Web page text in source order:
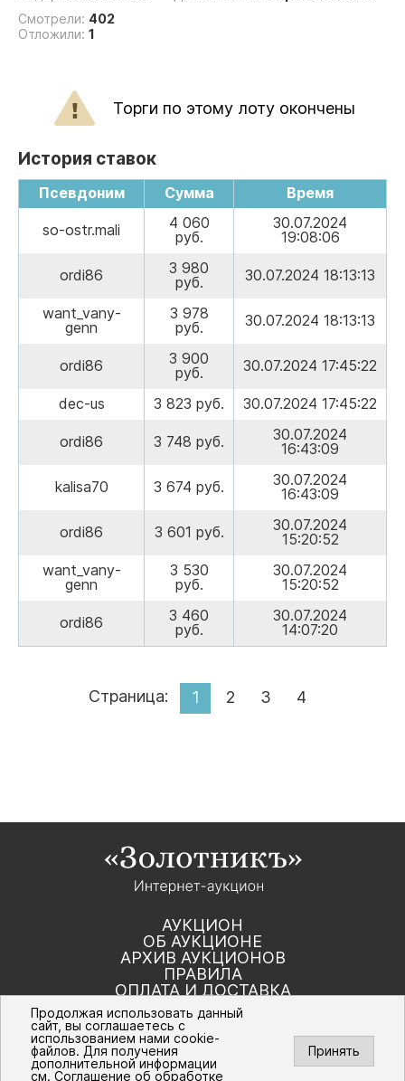
Смотрели: 402
Отложили: 1
Торги по этому лоту окончены
История ставок
Псевдоним Сумма Время
so-ostr.mali
4 060
руб.
30.07.2024
19:08:06
ordi86
3 980
руб.
30.07.2024 18:13:13
want_vany-
genn
3 978
руб.
30.07.2024 18:13:13
ordi86
3 900
руб.
30.07.2024 17:45:22
dec-us 3 823 руб. 30.07.2024 17:45:22
ordi86 3 748 руб.
30.07.2024
16:43:09
kalisa70 3 674 руб.
30.07.2024
16:43:09
ordi86 3 601 руб.
30.07.2024
15:20:52
want_vany-
genn
3 530
руб.
30.07.2024
15:20:52
ordi86
3 460
руб.
30.07.2024
14:07:20
Страница: 1 2 3 4
АУКЦИОН
ОБ АУКЦИОНЕ
АРХИВ АУКЦИОНОВ
ПРАВИЛА
ОПЛАТА И ДОСТАВКА
КОНТАКТЫ
Политика компании в отношении обработки
персональных данных
© Интернет-аукцион «Золотник». Все
Продолжая использовать данный
сайт, вы соглашаетесь с
использованием нами cookie-
файлов. Для получения
дополнительной информации
см.Соглашение об обработке
Принять